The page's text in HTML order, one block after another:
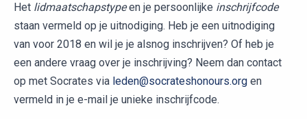
Het lidmaatschapstypeen je persoonlijke inschrijfcode
staan vermeld op je uitnodiging. Heb je een uitnodiging
van voor 2018 en wil je je alsnog inschrijven? Of heb je
een andere vraag over je inschrijving? Neem dan contact
op met Socrates via leden@socrateshonours.org en
vermeld in je e-mail je unieke inschrijfcode.